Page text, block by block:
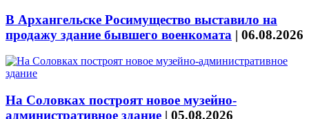
В Архангельске Росимущество выставило на
продажу здание бывшего военкомата | 06.08.2026
На Соловках построят новое музейно-
административное здание | 05.08.2026